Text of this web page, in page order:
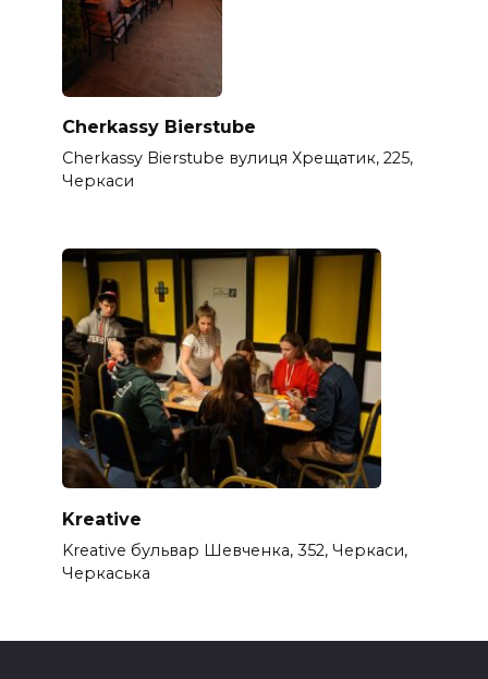
Cherkassy Bierstube
Cherkassy Bierstube вулиця Хрещатик, 225,
Черкаси
Kreative
Kreative бульвар Шевченка, 352, Черкаси,
Черкаська